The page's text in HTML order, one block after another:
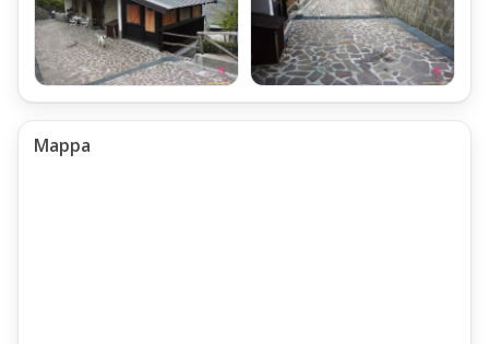
si trova un APPARTAMENTO INDIPENDENTE di TRE VANI di Mq 70,
COMPOSTO DA:
INGRESSO,
SOGGIORNO con accesso a piccolo giardino,
Zona Pranzo
Mappa